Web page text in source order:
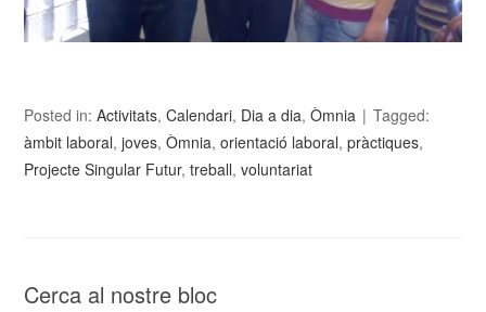
Posted in:Activitats,Calendari, Dia a dia,Òmnia
Tagged:
àmbit laboral,joves,Òmnia,orientació laboral,pràctiques,
Projecte Singular Futur,treball,voluntariat
Cerca al nostre bloc